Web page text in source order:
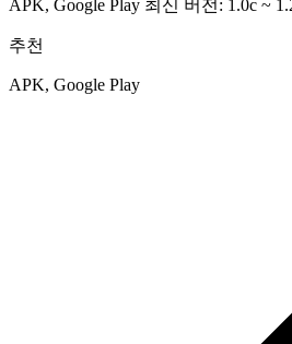
APK, Google Play 최신 버전: 1.0c ~
추천
APK, Google Play